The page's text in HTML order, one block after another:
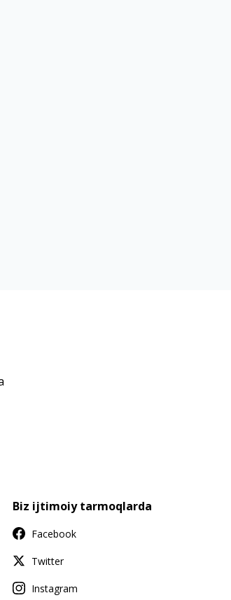
Biz ijtimoiy tarmoqlarda
Facebook
Twitter
Instagram